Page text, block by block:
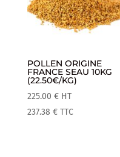
POLLEN ORIGINE
FRANCE SEAU 10KG
(22.50€/KG)
225.00 € HT
237.38 € TTC